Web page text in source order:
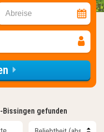
Abreise
gefunden